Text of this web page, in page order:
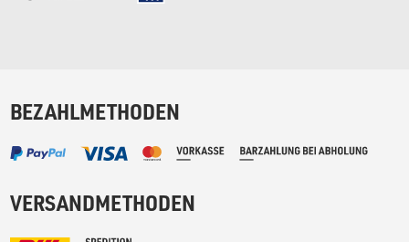
BEZAHLMETHODEN
VERSANDMETHODEN